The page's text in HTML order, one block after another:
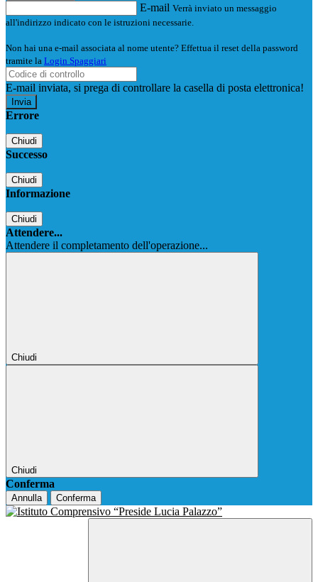
E-mail Verrà inviato un messaggio
all'indirizzo indicato con le istruzioni necessarie.
Non hai una e-mail associata al nome utente? Effettua il reset della password
tramite la Login Spaggiari
E-mail inviata, si prega di controllare la casella di posta elettronica!
Errore
Chiudi
Successo
Chiudi
Informazione
Chiudi
Attendere...
Attendere il completamento dell'operazione...
Chiudi
Chiudi
Conferma
Annulla Conferma